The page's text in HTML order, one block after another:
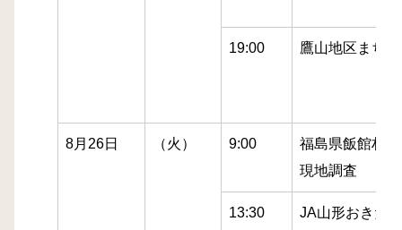
19:00 鷹山地区まち
8月26日 （火） 9:00
福島県飯館村
現地調査
13:30
JA山形おきた